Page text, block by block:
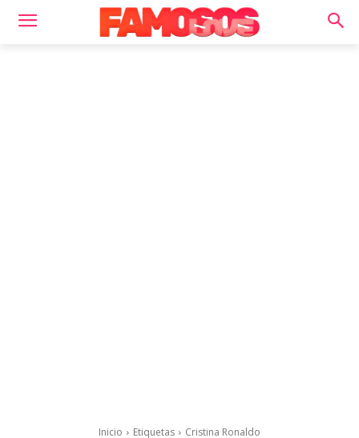
Inicio Etiquetas Cristina Ronaldo